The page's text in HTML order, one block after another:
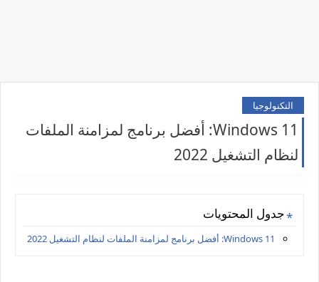
التكنولوجيا
Windows 11: أفضل برنامج لمزامنة الملفات
لنظام التشغيل 2022
جدول المحتويات
Windows 11: أفضل برنامج لمزامنة الملفات لنظام التشغيل 2022